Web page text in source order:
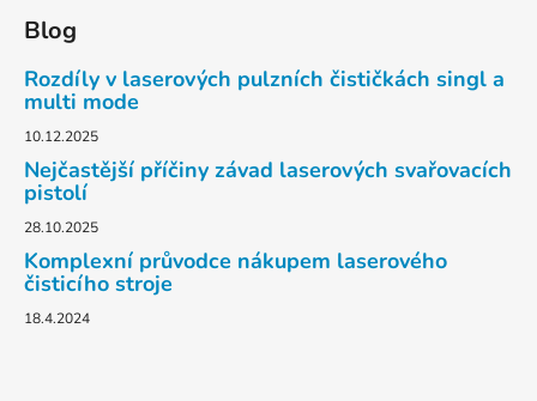
Blog
Rozdíly v laserových pulzních čističkách singl a
multi mode
10.12.2025
Nejčastější příčiny závad laserových svařovacích
pistolí
28.10.2025
Komplexní průvodce nákupem laserového
čisticího stroje
18.4.2024